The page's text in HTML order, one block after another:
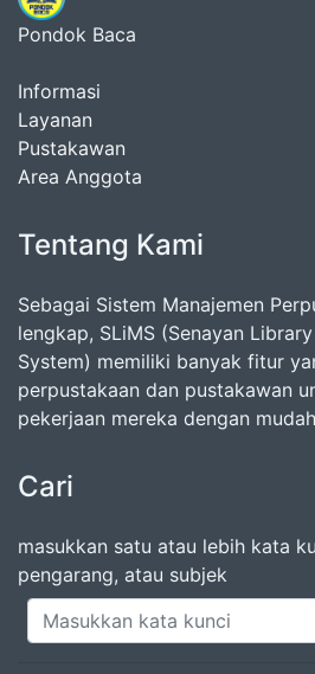
Pondok Baca
Informasi
Layanan
Pustakawan
Area Anggota
Tentang Kami
Sebagai Sistem Manajemen
lengkap, SLiMS (Senayan
System) memiliki banyak fitur
perpustakaan dan pustakawan
pekerjaan mereka dengan
Cari
masukkan satu atau lebih kata
pengarang, atau subjek